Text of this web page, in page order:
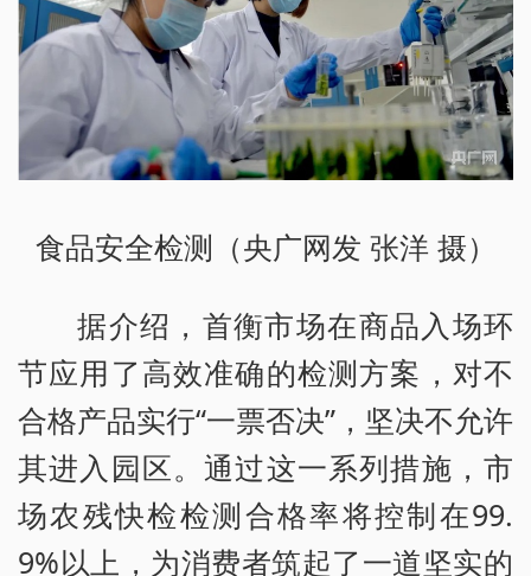
食品安全检测（央广网发 张洋 摄）
据介绍，首衡市场在商品入场环
节应用了高效准确的检测方案，对不
合格产品实行“一票否决”，坚决不允许
其进入园区。通过这一系列措施，市
场农残快检检测合格率将控制在99.
9%以上，为消费者筑起了一道坚实的